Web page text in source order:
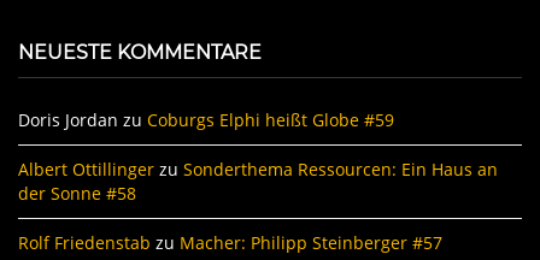
NEUESTE KOMMENTARE
Doris Jordan zu Coburgs Elphi heißt Globe #59
Albert Ottillinger zu Sonderthema Ressourcen: Ein Haus an
der Sonne #58
Rolf Friedenstab zu Macher: Philipp Steinberger #57